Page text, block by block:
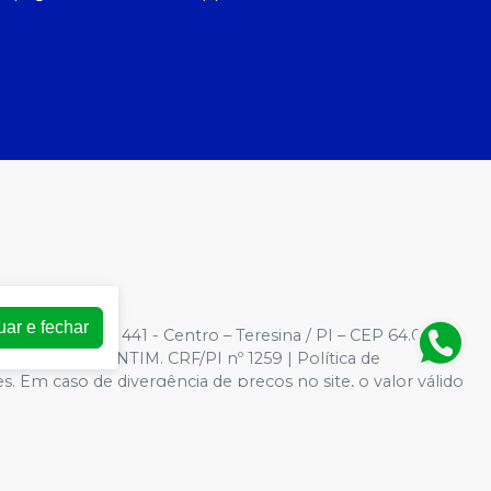
| Rua Barroso, 441 - Centro – Teresina / PI – CEP 64.000-
VALENTIM. CRF/PI nº 1259 | Política de
Em caso de divergência de preços no site, o valor válido
e fechar